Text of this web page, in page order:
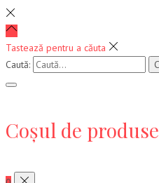
Tastează pentru a căuta
Caută:
Coșul de produse